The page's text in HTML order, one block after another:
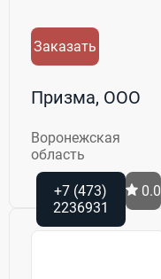
Заказать
Призма, ООО
Воронежская
область
+7 (473)
2236931
0.0